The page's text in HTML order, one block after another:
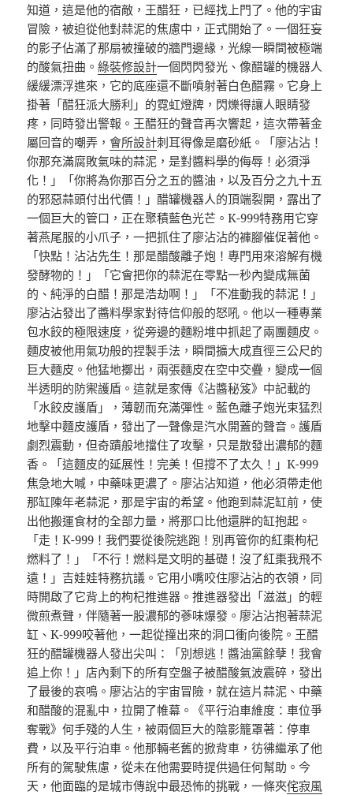
知道，這是他的宿敵，王醋狂，已經找上門了。他的宇宙
冒險，被迫從他對蒜泥的焦慮中，正式開始了。一個狂妄
的影子佔滿了那扇被撞破的牆門邊緣，光線一瞬間被極端
的酸氣扭曲。綠裝修設計一個閃閃發光、像醋罐的機器人
緩緩漂浮進來，它的底座還不斷噴射著白色醋霧。它身上
掛著「醋狂派大勝利」的霓虹燈牌，閃爍得讓人眼睛發
疼，同時發出警報。王醋狂的聲音再次響起，這次帶著金
屬回音的嘲弄，會所設計刺耳得像是磨砂紙。「廖沾沾！
你那充滿腐敗氣味的蒜泥，是對醬料學的侮辱！必須淨
化！」「你將為你那百分之五的醬油，以及百分之九十五
的邪惡蒜頭付出代價！」醋罐機器人的頂端裂開，露出了
一個巨大的管口，正在聚積藍色光芒。K-999特務用它穿
著燕尾服的小爪子，一把抓住了廖沾沾的褲腳催促著他。
「快點！沾沾先生！那是醋酸離子炮！專門用來溶解有機
發酵物的！」「它會把你的蒜泥在零點一秒內變成無菌
的、純淨的白醋！那是浩劫啊！」「不准動我的蒜泥！」
廖沾沾發出了醬料學家對待信仰般的怒吼。他以一種專業
包水餃的極限速度，從旁邊的麵粉堆中抓起了兩團麵皮。
麵皮被他用氣功般的捏製手法，瞬間擴大成直徑三公尺的
巨大麵皮。他猛地擲出，兩張麵皮在空中交疊，變成一個
半透明的防禦護盾。這就是家傳《沾醬秘笈》中記載的
「水餃皮護盾」，薄韌而充滿彈性。藍色離子炮光束猛烈
地擊中麵皮護盾，發出了一聲像是汽水開蓋的聲音。護盾
劇烈震動，但奇蹟般地擋住了攻擊，只是散發出濃郁的麵
香。「這麵皮的延展性！完美！但撐不了太久！」K-999
焦急地大喊，中藥味更濃了。廖沾沾知道，他必須帶走他
那缸陳年老蒜泥，那是宇宙的希望。他跑到蒜泥缸前，使
出他搬運食材的全部力量，將那口比他還胖的缸抱起。
「走！K-999！我們要從後院逃跑！別再管你的紅棗枸杞
燃料了！」「不行！燃料是文明的基礎！沒了紅棗我飛不
遠！」吉娃娃特務抗議。它用小嘴咬住廖沾沾的衣領，同
時開啟了它背上的枸杞推進器。推進器發出「滋滋」的輕
微煎煮聲，伴隨著一股濃郁的蔘味爆發。廖沾沾抱著蒜泥
缸、K-999咬著他，一起從撞出來的洞口衝向後院。王醋
狂的醋罐機器人發出尖叫：「別想逃！醬油黨餘孽！我會
追上你！」店內剩下的所有空盤子被醋酸氣波震碎，發出
了最後的哀鳴。廖沾沾的宇宙冒險，就在這片蒜泥、中藥
和醋酸的混亂中，拉開了帷幕。《平行泊車維度：車位爭
奪戰》何手殘的人生，被兩個巨大的陰影籠罩著：停車
費，以及平行泊車。他那輛老舊的掀背車，彷彿繼承了他
所有的駕駛焦慮，從未在他需要時提供過任何幫助。今
天，他面臨的是城市傳說中最恐怖的挑戰，一條夾侘寂風